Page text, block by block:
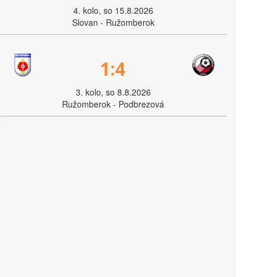
4. kolo, so 15.8.2026
Slovan - Ružomberok
1:4
3. kolo, so 8.8.2026
Ružomberok - Podbrezová